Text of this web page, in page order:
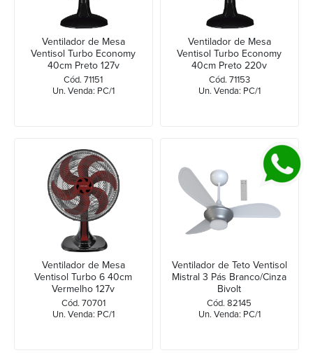
Ventilador de Mesa
Ventisol Turbo Economy
40cm Preto 127v
Cód. 71151
Un. Venda: PC/1
Ventilador de Mesa
Ventisol Turbo Economy
40cm Preto 220v
Cód. 71153
Un. Venda: PC/1
Ventilador de Mesa
Ventisol Turbo 6 40cm
Vermelho 127v
Cód. 70701
Un. Venda: PC/1
Ventilador de Teto Ventisol
Mistral 3 Pás Branco/Cinza
Bivolt
Cód. 82145
Un. Venda: PC/1